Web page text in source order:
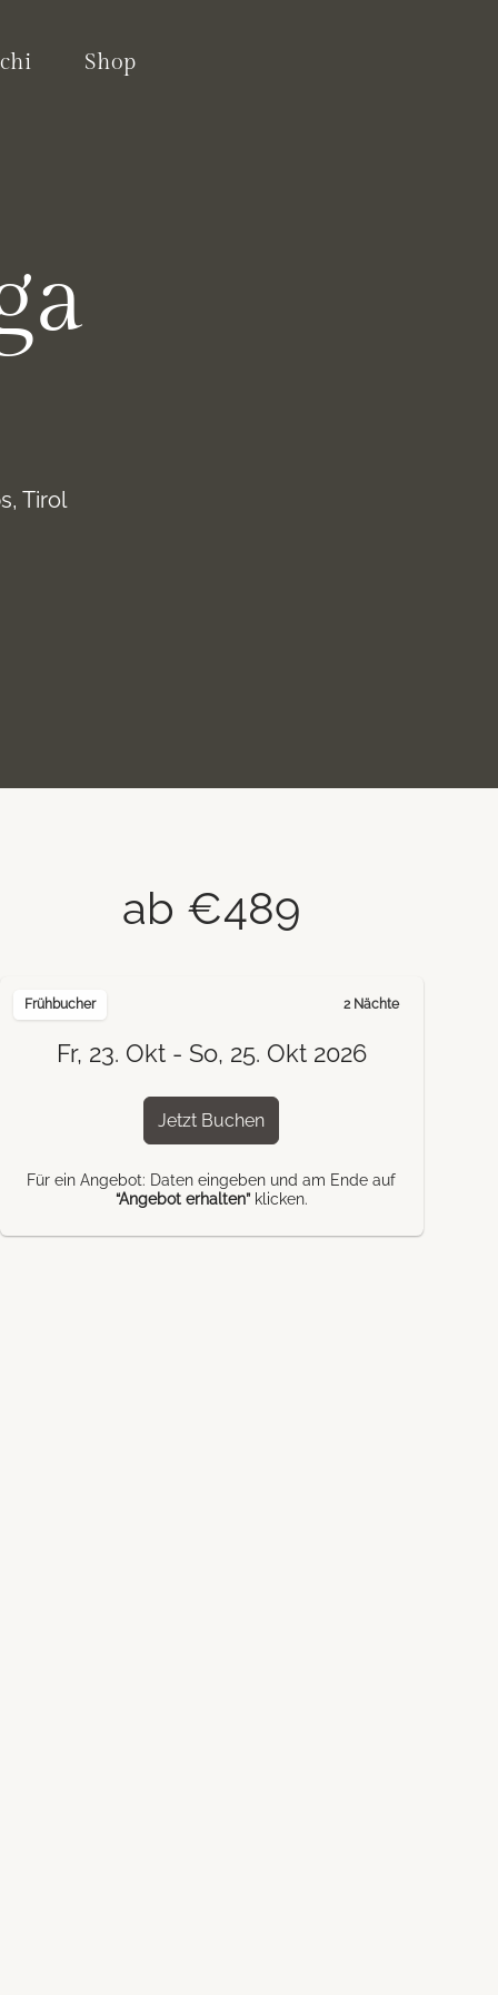
Shop
Tirol
ab €489
Fr, 23. Okt - So, 25. Okt 2026
2 Nächte
Frühbucher
Jetzt Buchen
Für ein Angebot: Daten eingeben und am Ende auf
“Angebot erhalten” klicken.